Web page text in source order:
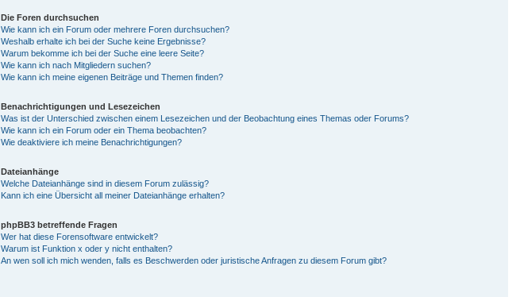
Die Foren durchsuchen
Wie kann ich ein Forum oder mehrere Foren durchsuchen?
Weshalb erhalte ich bei der Suche keine Ergebnisse?
Warum bekomme ich bei der Suche eine leere Seite?
Wie kann ich nach Mitgliedern suchen?
Wie kann ich meine eigenen Beiträge und Themen finden?
Benachrichtigungen und Lesezeichen
Was ist der Unterschied zwischen einem Lesezeichen und der Beobachtung eines Themas oder Forums?
Wie kann ich ein Forum oder ein Thema beobachten?
Wie deaktiviere ich meine Benachrichtigungen?
Dateianhänge
Welche Dateianhänge sind in diesem Forum zulässig?
Kann ich eine Übersicht all meiner Dateianhänge erhalten?
phpBB3 betreffende Fragen
Wer hat diese Forensoftware entwickelt?
Warum ist Funktion x oder y nicht enthalten?
An wen soll ich mich wenden, falls es Beschwerden oder juristische Anfragen zu diesem Forum gibt?